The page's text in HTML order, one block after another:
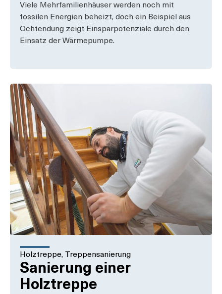
Viele Mehrfamilienhäuser werden noch mit
fossilen Energien beheizt, doch ein Beispiel aus
Ochtendung zeigt Einsparpotenziale durch den
Einsatz der Wärmepumpe.
Holztreppe, Treppensanierung
Sanierung einer
Holztreppe